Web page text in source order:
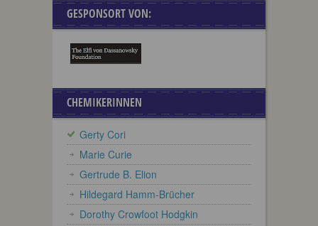
GESPONSORT VON:
CHEMIKERINNEN
Gerty Cori
Marie Curie
Gertrude B. Elion
Hildegard Hamm-Brücher
Dorothy Crowfoot Hodgkin